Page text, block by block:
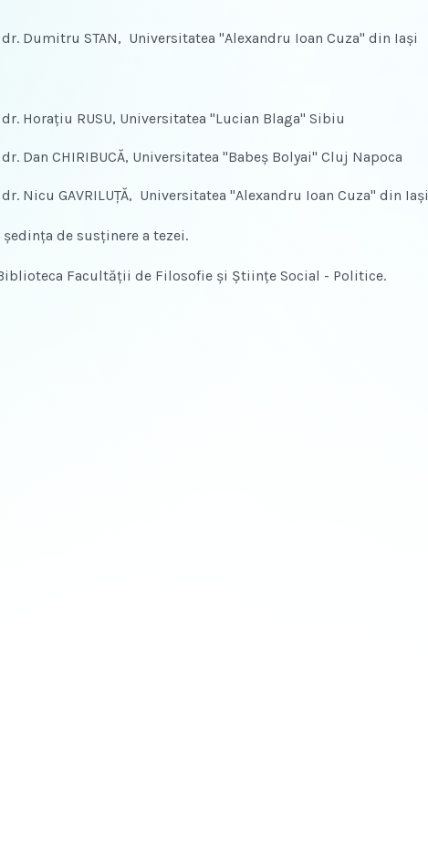
dr. Dumitru STAN, Universitatea "Alexandru Ioan Cuza" din Iaşi
Horaţiu RUSU, Universitatea "Lucian Blaga" Sibiu
Dan CHIRIBUCĂ, Universitatea "Babeş Bolyai" Cluj Napoca
Nicu GAVRILUŢĂ, Universitatea "Alexandru Ioan Cuza" din Iaşi
de susţinere a tezei.
Facultăţii de Filosofie şi Ştiinţe Social - Politice.